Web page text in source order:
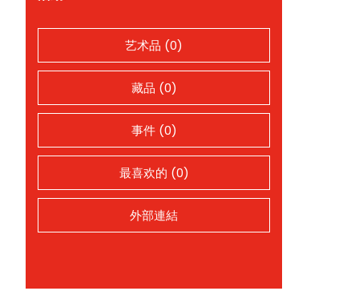
艺术品 (0)
藏品 (0)
事件 (0)
最喜欢的 (0)
外部連結